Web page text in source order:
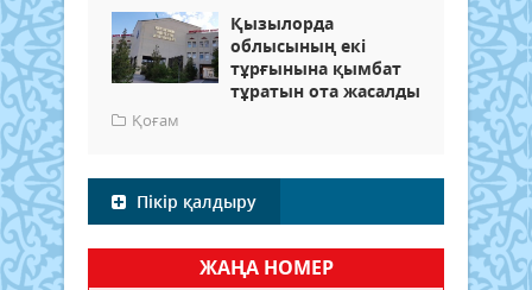
Қызылорда
облысының екі
тұрғынына қымбат
тұратын ота жасалды
Қоғам
Пікір қалдыру
ЖАҢА НОМЕР